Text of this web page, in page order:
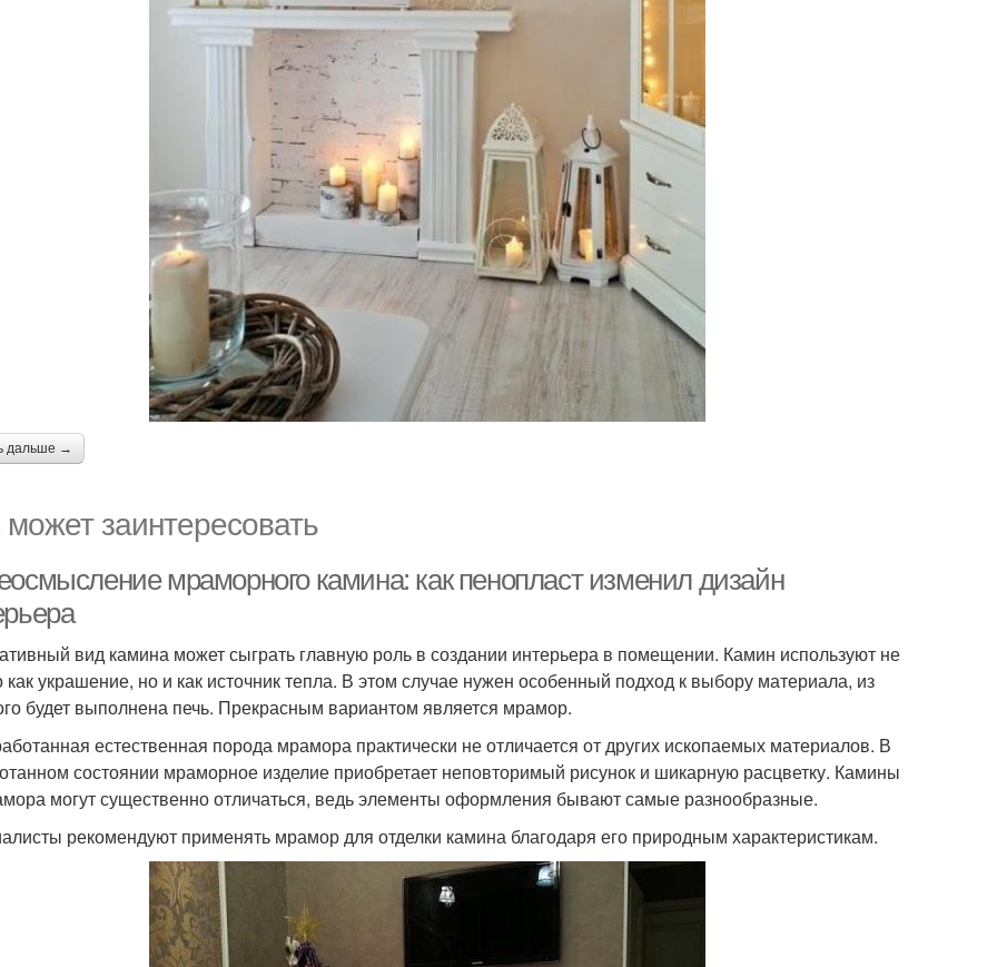
дальше →
заинтересовать
мраморного камина: как пенопласт изменил дизайн
вид камина может сыграть главную роль в создании интерьера в помещении. Камин используют не
как украшение, но и как источник тепла. В этом случае нужен особенный подход к выбору материала, из
будет выполнена печь. Прекрасным вариантом является мрамор.
естественная порода мрамора практически не отличается от других ископаемых материалов. В
состоянии мраморное изделие приобретает неповторимый рисунок и шикарную расцветку. Камины
могут существенно отличаться, ведь элементы оформления бывают самые разнообразные.
рекомендуют применять мрамор для отделки камина благодаря его природным характеристикам.